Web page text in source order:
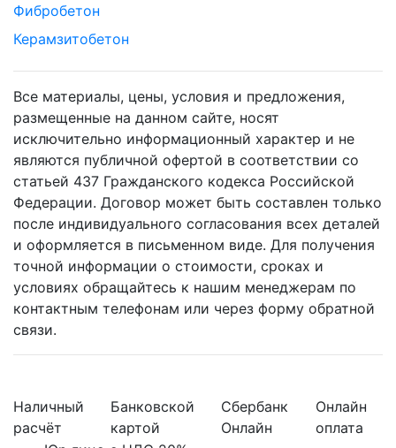
Фибробетон
Керамзитобетон
Все материалы, цены, условия и предложения,
размещенные на данном сайте, носят
исключительно информационный характер и не
являются публичной офертой в соответствии со
статьей 437 Гражданского кодекса Российской
Федерации. Договор может быть составлен только
после индивидуального согласования всех деталей
и оформляется в письменном виде. Для получения
точной информации о стоимости, сроках и
условиях обращайтесь к нашим менеджерам по
контактным телефонам или через форму обратной
связи.
Наличный
расчёт
Банковской
картой
Сбербанк
Онлайн
Онлайн
оплата